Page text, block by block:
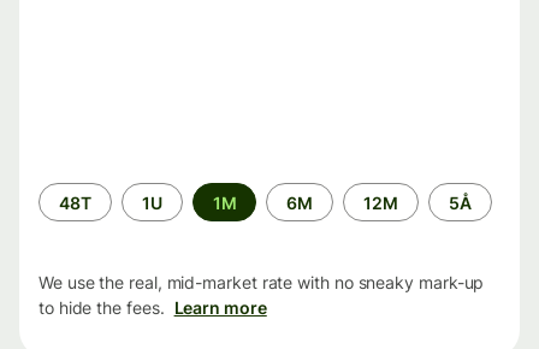
Time
period
48T 1U 1M 6M 12M 5Å
We use the real, mid-market rate with no sneaky mark-up
to hide the fees. Learn more